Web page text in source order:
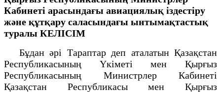
Кабинеті арасындағы авиациялық іздестіру
және құтқару саласындағы ынтымақтастық
туралы КЕЛІСІМ
Бұдан әрі Тараптар деп аталатын Қазақстан
Республикасының Үкіметі мен Қырғыз
Республикасының Министрлер Кабинеті
Қазақстан Республикасы мен Қырғыз